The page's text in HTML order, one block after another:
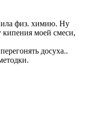
физ. химию. Ну
кипения моей смеси,
досуха..